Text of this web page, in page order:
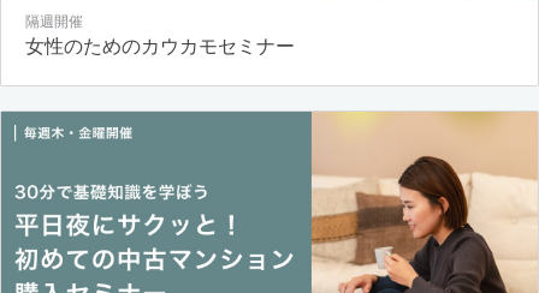
隔週開催
女性のためのカウカモセミナー